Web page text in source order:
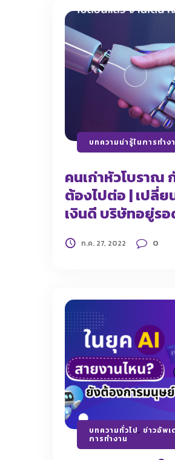
บทความน่ารู้ในการทำง
คนเก่าหัวโบราณ
ต้องไปต่อ | เปลี่ย
เงินดี บริษัทอยู่ร
ก.ค. 27, 2022 0
บทความทั่วไป, ข่าวอัพเ
การทำงาน